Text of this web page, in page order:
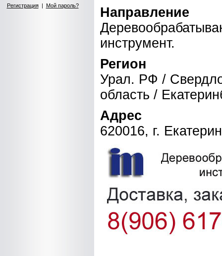
Регистрация| Мой пароль?
Направление
инструмент.
Регион
Урал. РФ /
область /
Адрес
620016, г.